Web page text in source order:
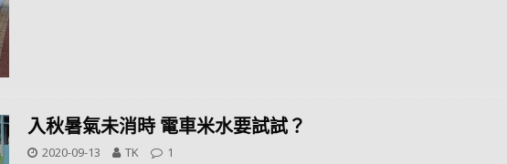
入秋暑氣未消時 電車米水要試試？
2020-09-13 TK 1